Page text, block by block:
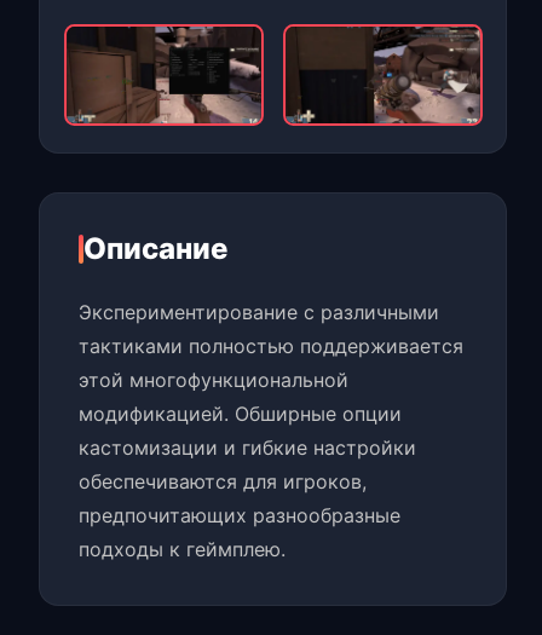
Описание
Экспериментирование с различными
тактиками полностью поддерживается
этой многофункциональной
модификацией. Обширные опции
кастомизации и гибкие настройки
обеспечиваются для игроков,
предпочитающих разнообразные
подходы к геймплею.